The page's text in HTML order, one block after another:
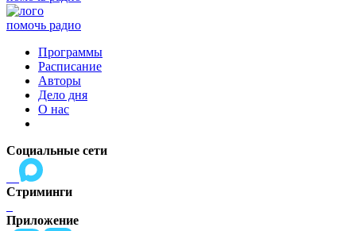
помочь радио
Программы
Расписание
Авторы
Дело дня
О нас
Социальные сети
Стриминги
Приложение